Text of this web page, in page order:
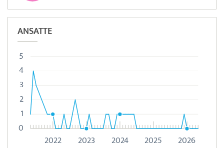
ANSATTE
2022 2023 2024 2025 2026
0
1
2
3
4
5